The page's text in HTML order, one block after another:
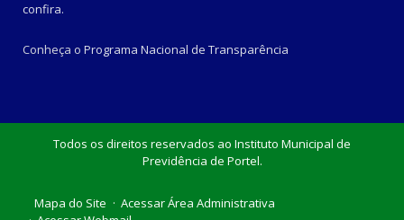
confira.
Conheça o Programa Nacional de Transparência
Todos os direitos reservados ao Instituto Municipal de
Previdência de Portel.
Mapa do Site
Acessar Área Administrativa